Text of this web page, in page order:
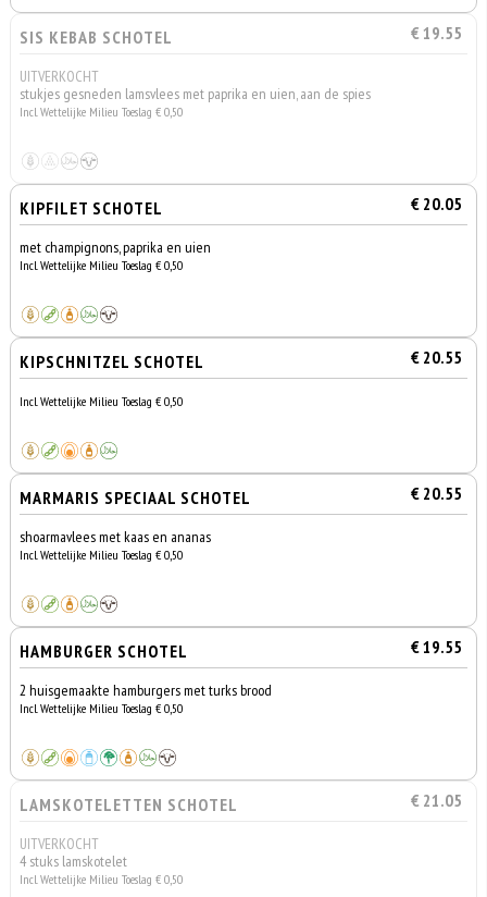
SIS KEBAB SCHOTEL € 19.55
UITVERKOCHT
stukjes gesneden lamsvlees met paprika en uien, aan de spies
Incl. Wettelijke Milieu Toeslag € 0,50
KIPFILET SCHOTEL € 20.05
met champignons, paprika en uien
Incl. Wettelijke Milieu Toeslag € 0,50
KIPSCHNITZEL SCHOTEL € 20.55
Incl. Wettelijke Milieu Toeslag € 0,50
MARMARIS SPECIAAL SCHOTEL € 20.55
shoarmavlees met kaas en ananas
Incl. Wettelijke Milieu Toeslag € 0,50
HAMBURGER SCHOTEL € 19.55
2 huisgemaakte hamburgers met turks brood
Incl. Wettelijke Milieu Toeslag € 0,50
LAMSKOTELETTEN SCHOTEL € 21.05
UITVERKOCHT
4 stuks lamskotelet
Incl. Wettelijke Milieu Toeslag € 0,50